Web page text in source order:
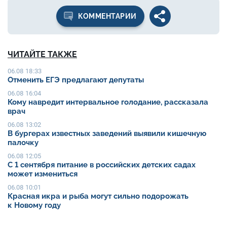
КОММЕНТАРИИ
ЧИТАЙТЕ ТАКЖЕ
06.08 18:33
Отменить ЕГЭ предлагают депутаты
06.08 16:04
Кому навредит интервальное голодание, рассказала
врач
06.08 13:02
В бургерах известных заведений выявили кишечную
палочку
06.08 12:05
С 1 сентября питание в российских детских садах
может измениться
06.08 10:01
Красная икра и рыба могут сильно подорожать
к Новому году